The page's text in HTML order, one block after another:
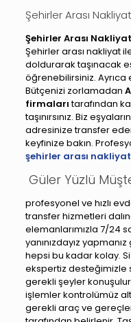
Şehirler Arası
Şehirler Arası
Şehirler arası nakliyat
doldurarak taşınacak
öğrenebilirsiniz. Ayrıca
Bütçenizi zorlamadan
firmalarıtarafından
taşınırsınız. Biz
adresinize transfer
keyfinize bakın.
şehirler arası nakliyat
Güler Yüzlü
profesyonel ve hızlı
transfer hizmetleri
elemanlarımızla 7/24
yanınızdayız
hepsi bu kadar kolay.
ekspertiz desteğimizle
gerekli şeyler
işlemler kontrolümüz
gerekli araç ve